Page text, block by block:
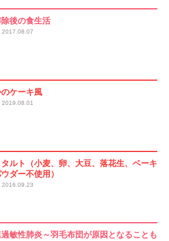
除後の食生活
2017.08.07
ケーキ風
2019.08.01
ルト（小麦、卵、大豆、落花生、ベーキ
ダー不使用）
2016.09.23
敏性肺炎～羽毛布団が原因となることも